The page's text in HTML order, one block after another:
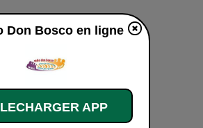
Don Bosco en ligne
APP